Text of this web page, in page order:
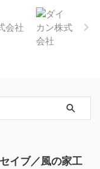
会社
イブ／風の家工